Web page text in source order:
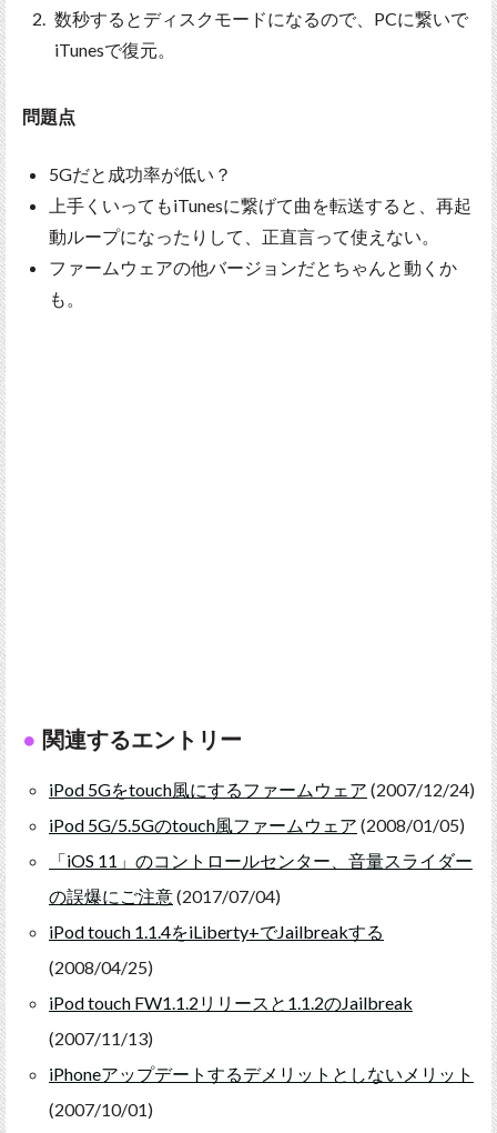
数秒するとディスクモードになるので、PCに繋いで
iTunesで復元。
問題点
5Gだと成功率が低い？
上手くいってもiTunesに繋げて曲を転送すると、再起
動ループになったりして、正直言って使えない。
ファームウェアの他バージョンだとちゃんと動くか
も。
関連するエントリー
iPod 5Gをtouch風にするファームウェア (2007/12/24)
iPod 5G/5.5Gのtouch風ファームウェア (2008/01/05)
「iOS 11」のコントロールセンター、音量スライダー
の誤爆にご注意(2017/07/04)
iPod touch 1.1.4をiLiberty+でJailbreakする
(2008/04/25)
iPod touch FW1.1.2リリースと1.1.2のJailbreak
(2007/11/13)
iPhoneアップデートするデメリットとしないメリット
(2007/10/01)